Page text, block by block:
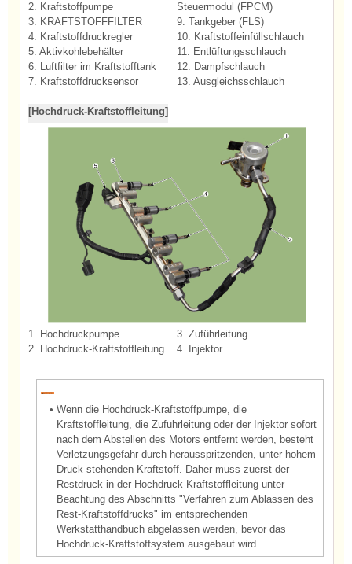
2. Kraftstoffpumpe
3. KRAFTSTOFFFILTER
4. Kraftstoffdruckregler
5. Aktivkohlebehälter
6. Luftfilter im Kraftstofftank
7. Kraftstoffdrucksensor
Steuermodul (FPCM)
9. Tankgeber (FLS)
10. Kraftstoffeinfüllschlauch
11. Entlüftungsschlauch
12. Dampfschlauch
13. Ausgleichsschlauch
[Hochdruck-Kraftstoffleitung]
1. Hochdruckpumpe
2. Hochdruck-Kraftstoffleitung
3. Zuführleitung
4. Injektor
• Wenn die Hochdruck-Kraftstoffpumpe, die
Kraftstoffleitung, die Zufuhrleitung oder der Injektor sofort
nach dem Abstellen des Motors entfernt werden, besteht
Verletzungsgefahr durch herausspritzenden, unter hohem
Druck stehenden Kraftstoff. Daher muss zuerst der
Restdruck in der Hochdruck-Kraftstoffleitung unter
Beachtung des Abschnitts "Verfahren zum Ablassen des
Rest-Kraftstoffdrucks" im entsprechenden
Werkstatthandbuch abgelassen werden, bevor das
Hochdruck-Kraftstoffsystem ausgebaut wird.